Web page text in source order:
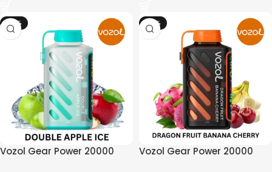
-12%
Vozol Gear Power 20000
-12%
Vozol Gear Power 20000